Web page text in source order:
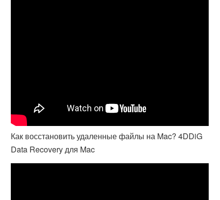
Как восстановить удаленные файлы на Mac? 4DDiG
Data Recovery для Mac